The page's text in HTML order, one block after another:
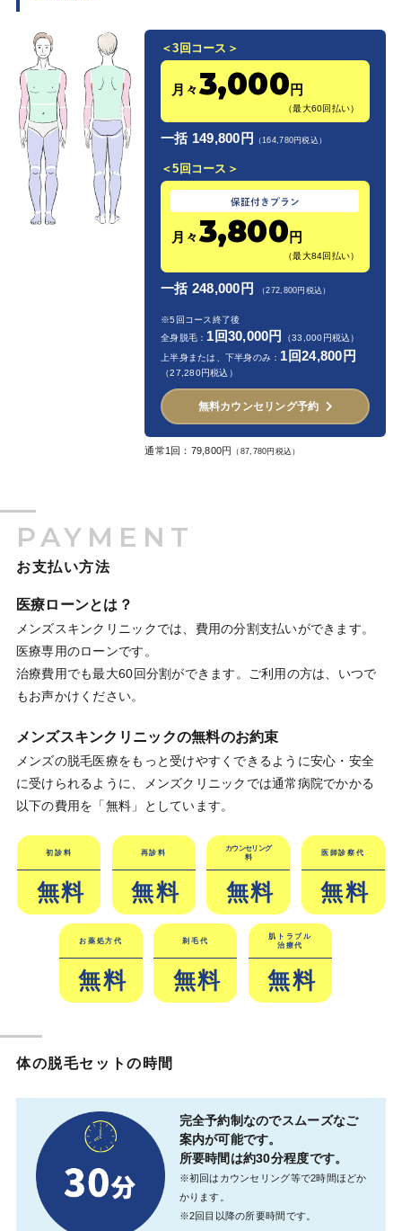
＜3回コース＞
月々3,000 円
（最大60回払い）
一括 149,800円 （164,780円税込）
＜5回コース＞
月々3,800 円
（最大84回払い）
一括 248,000円 （272,800円税込）
※5回コース終了後
全身脱毛： 1回30,000円
（33,000円税込）
上半身または、下半身のみ： 1回24,800円
（27,280円税込）
無料カウンセリング予約
通常1回：79,800円 （87,780円税込）
PAYMENT
お支払い方法
医療ローンとは？
メンズスキンクリニックでは、費用の分割支払いができます。
医療専用のローンです。
治療費用でも最大60回分割ができます。ご利用の方は、いつで
もお声かけください。
メンズスキンクリニックの無料のお約束
メンズの脱毛医療をもっと受けやすくできるように安心・安全
に受けられるように、メンズクリニックでは通常病院でかかる
以下の費用を「無料」としています。
初診料
無料
再診料
無料
カウンセリング
料
無料
医師診察代
無料
お薬処方代
無料
剃毛代
無料
肌トラブル
治療代
無料
体の脱毛セットの時間
完全予約制なのでスムーズなご
案内が可能です。
所要時間は約30分程度です。
※初回はカウンセリング等で2時間ほどか
かります。
※2回目以降の所要時間です。